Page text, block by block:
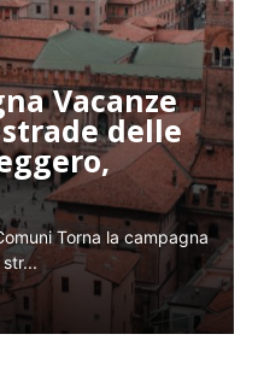
Vacanze
delle
Torna la campagna